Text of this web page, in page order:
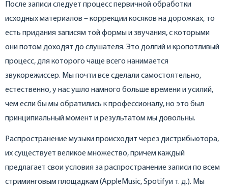
После записи следует процесс первичной обработки
исходных материалов – коррекции косяков на дорожках, то
есть придания записям той формы и звучания, с которыми
они потом доходят до слушателя. Это долгий и кропотливый
процесс, для которого чаще всего нанимается
звукорежиссер. Мы почти все сделали самостоятельно,
естественно, у нас ушло намного больше времени и усилий,
чем если бы мы обратились к профессионалу, но это был
принципиальный момент и результатом мы довольны.
Распространение музыки происходит через дистрибьютора,
их существует великое множество, причем каждый
предлагает свои условия за распространение записи по всем
стриминговым площадкам (AppleMusic, Spotifyи т. д.). Мы